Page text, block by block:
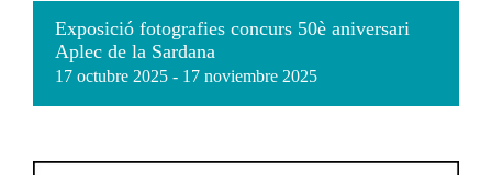
Exposició fotografies concurs 50è aniversari
Aplec de la Sardana
17 octubre 2025 - 17 noviembre 2025